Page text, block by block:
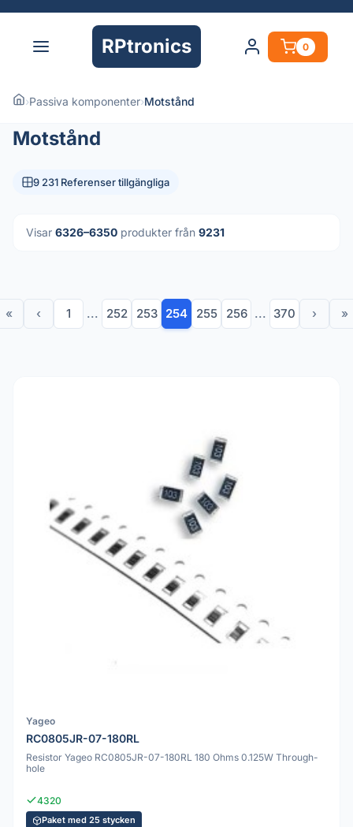
RPtronics 0
›Passiva komponenter›Motstånd
Motstånd
9 231 Referenser tillgängliga
Visar 6326–6350 produkter från 9231
« ‹ 1 ... 252 253 254 255 256 ... 370 › »
Yageo
RC0805JR-07-180RL
Resistor Yageo RC0805JR-07-180RL 180 Ohms 0.125W Through-
hole
4320
Paket med 25 stycken